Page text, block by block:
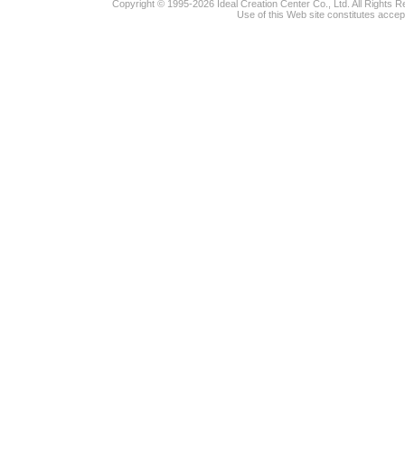
Copyright © 1995-2026 Ideal Creation Center Co., Ltd. All Rights
Use of this Web site constitutes